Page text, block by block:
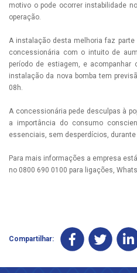
motivo o pode ocorrer instabilidade
operação.
A instalação desta melhoria faz
concessionária com o intuito de
período de estiagem, e acompanhar
instalação da nova bomba tem
08h.
A concessionária pede desculpas à
a importância do consumo
essenciais, sem desperdícios, durante
Para mais informações a empresa
no 0800 690 0100 para ligações,
Compartilhar: